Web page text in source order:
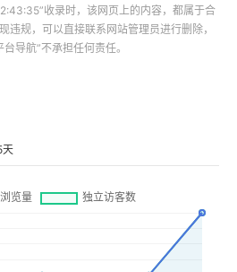
收录时，该网页上的内容，都属于合
违规，可以直接联系网站管理员进行删除，
台导航”不承担任何责任。
天